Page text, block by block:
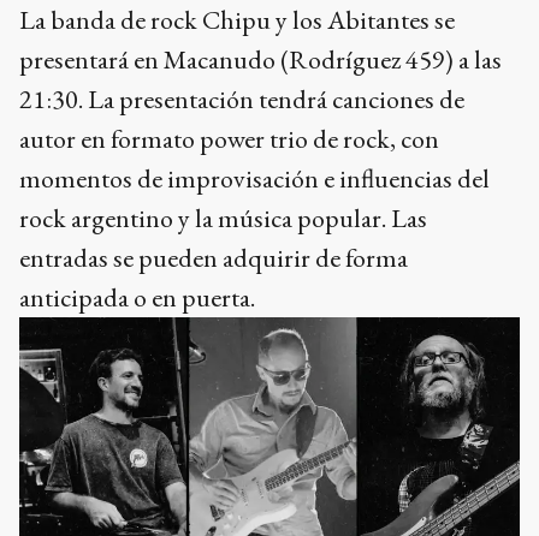
La banda de rock Chipu y los Abitantes se
presentará en Macanudo (Rodríguez 459) a las
21:30. La presentación tendrá canciones de
autor en formato power trio de rock, con
momentos de improvisación e influencias del
rock argentino y la música popular. Las
entradas se pueden adquirir de forma
anticipada o en puerta.